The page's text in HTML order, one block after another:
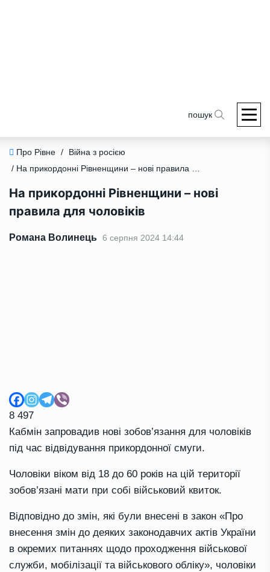
пошук
Про Рівне /
Війна з росією
/ На прикордонні Рівненщини – нові правила для чоловіків
На прикордонні Рівненщини – нові
правила для чоловіків
Романа Волинець 6 серпня 2024 14:44
8 497
Кабмін запровадив нові зобов’язання для чоловіків
під час відвідування прикордонної смуги.
Чоловіки віком від 18 до 60 років на цій території
зобов’язані мати при собі військовий квиток.
Відповідно до змін, які були внесені в закон «Про
внесення змін до деяких законодавчих актів України
в окремих питаннях щодо проходження військової
служби, мобілізації та військового обліку», чоловіки